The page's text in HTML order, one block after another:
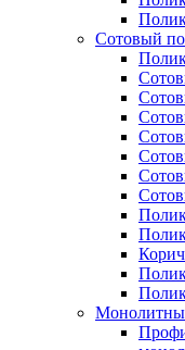
Сотовый